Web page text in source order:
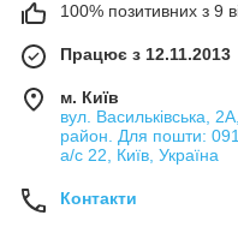
100% позитивних з 9
Працює з 12.11.2013
м. Київ
вул. Васильківська,
район. Для пошти:
а/с 22, Київ, Україна
Контакти